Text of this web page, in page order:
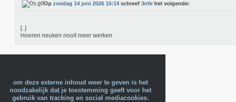
Op zondag 14 juni 2026 15:14 schreef 3rr0r het volgende:
[..]
Hoeren neuken nooit meer werken
om deze externe inhoud weer te geven is het
noodzakelijk dat je toestemming geeft voor het
gebruik van tracking en social mediacookies.